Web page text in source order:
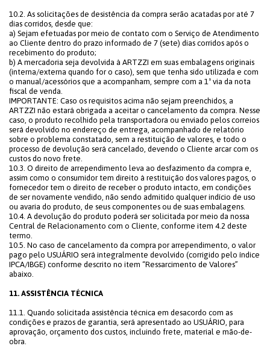
10.2. As solicitações de desistência da compra serão acatadas por até 7
dias corridos, desde que:
a) Sejam efetuadas por meio de contato com o Serviço de Atendimento
ao Cliente dentro do prazo informado de 7 (sete) dias corridos após o
recebimento do produto;
b) A mercadoria seja devolvida à ARTZZI em suas embalagens originais
(interna/externa quando for o caso), sem que tenha sido utilizada e com
o manual/acessórios que a acompanham, sempre com a 1ª via da nota
fiscal de venda.
IMPORTANTE: Caso os requisitos acima não sejam preenchidos, a
ARTZZI não estará obrigada a aceitar o cancelamento da compra. Nesse
caso, o produto recolhido pela transportadora ou enviado pelos correios
será devolvido no endereço de entrega, acompanhado de relatório
sobre o problema constatado, sem a restituição de valores, e todo o
processo de devolução será cancelado, devendo o Cliente arcar com os
custos do novo frete.
10.3. O direito de arrependimento leva ao desfazimento da compra e,
assim como o consumidor tem direito à restituição dos valores pagos, o
fornecedor tem o direito de receber o produto intacto, em condições
de ser novamente vendido, não sendo admitido qualquer indício de uso
ou avaria do produto, de seus componentes ou de suas embalagens.
10.4. A devolução do produto poderá ser solicitada por meio da nossa
Central de Relacionamento com o Cliente, conforme item 4.2 deste
termo.
10.5. No caso de cancelamento da compra por arrependimento, o valor
pago pelo USUÁRIO será integralmente devolvido (corrigido pelo índice
IPCA/IBGE) conforme descrito no item “Ressarcimento de Valores”
abaixo.
11. ASSISTÊNCIA TÉCNICA
11.1. Quando solicitada assistência técnica em desacordo com as
condições e prazos de garantia, será apresentado ao USUÁRIO, para
aprovação, orçamento dos custos, incluindo frete, material e mão-de-
obra.